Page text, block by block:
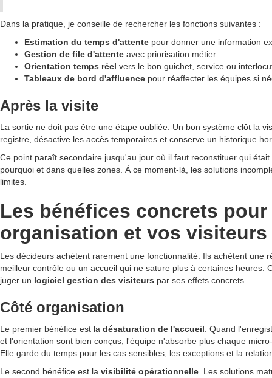
Dans la pratique, je conseille de rechercher les fonctions suivantes :
Estimation du temps d'attente pour donner une information
Gestion de file d'attente avec priorisation métier.
Orientation temps réel vers le bon guichet, service ou
Tableaux de bord d'affluence pour réaffecter les équipes si
Après la visite
La sortie ne doit pas être une étape oubliée. Un bon système clôt la
registre, désactive les accès temporaires et conserve un historique
Ce point paraît secondaire jusqu'au jour où il faut reconstituer qui
pourquoi et dans quelles zones. À ce moment-là, les solutions
limites.
Les bénéfices concrets
organisation et vos visiteurs
Les décideurs achètent rarement une fonctionnalité. Ils achètent une
meilleur contrôle ou un accueil qui ne sature plus à certaines heures.
juger un logiciel gestion des visiteurs par ses effets concrets.
Côté organisation
Le premier bénéfice est la désaturation de l'accueil . Quand
et l'orientation sont bien conçus, l'équipe n'absorbe plus chaque
Elle garde du temps pour les cas sensibles, les exceptions et la
Le second bénéfice est la visibilité opérationnelle . Les solutions